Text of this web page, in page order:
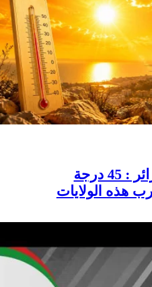
موجة الحر في الجزائر : 45 درجة
هذه الولايات